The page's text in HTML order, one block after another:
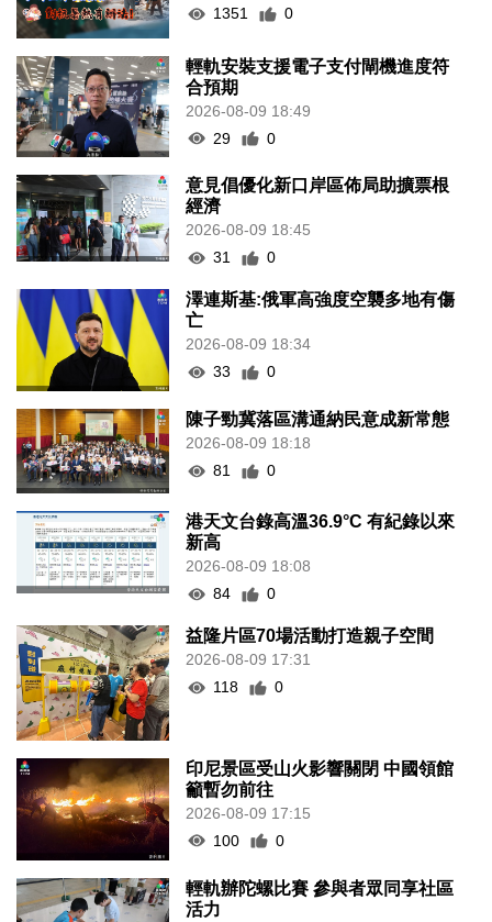
1351
0
輕軌安裝支援電子支付閘機進度符
合預期
2026-08-09 18:49
29
0
意見倡優化新口岸區佈局助擴票根
經濟
2026-08-09 18:45
31
0
澤連斯基:俄軍高強度空襲多地有傷
亡
2026-08-09 18:34
33
0
陳子勁冀落區溝通納民意成新常態
2026-08-09 18:18
81
0
港天文台錄高溫36.9°C 有紀錄以來
新高
2026-08-09 18:08
84
0
益隆片區70場活動打造親子空間
2026-08-09 17:31
118
0
印尼景區受山火影響關閉 中國領館
籲暫勿前往
2026-08-09 17:15
100
0
輕軌辦陀螺比賽 參與者眾同享社區
活力